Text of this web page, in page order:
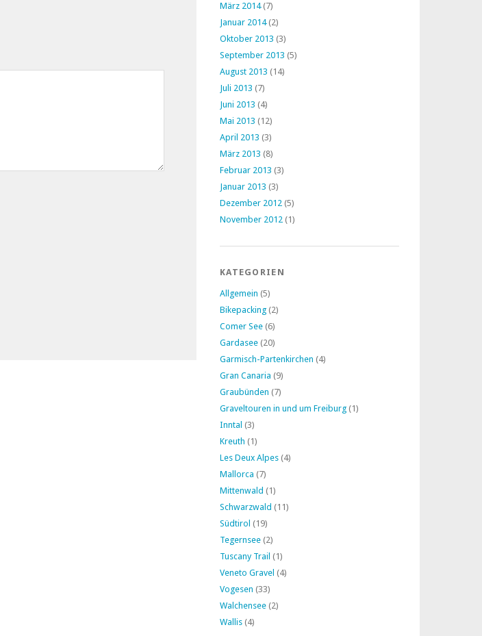
März 2014(7)
Januar 2014(2)
Oktober 2013 (3)
September 2013 (5)
August 2013 (14)
Juli 2013 (7)
Juni 2013 (4)
Mai 2013 (12)
April 2013 (3)
März 2013 (8)
Februar 2013 (3)
Januar 2013 (3)
Dezember 2012 (5)
November 2012 (1)
KATEGORIEN
Allgemein (5)
Bikepacking (2)
Comer See (6)
Gardasee (20)
Garmisch-Partenkirchen (4)
Gran Canaria (9)
Graubünden (7)
Graveltouren in und um Freiburg (1)
Inntal (3)
Kreuth (1)
Les Deux Alpes (4)
Mallorca (7)
Mittenwald (1)
Schwarzwald (11)
Südtirol (19)
Tegernsee (2)
Tuscany Trail (1)
Veneto Gravel (4)
Vogesen (33)
Walchensee (2)
Wallis (4)